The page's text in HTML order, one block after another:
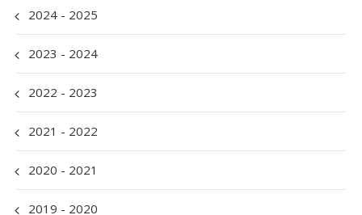
2024 - 2025
2023 - 2024
2022 - 2023
2021 - 2022
2020 - 2021
2019 - 2020